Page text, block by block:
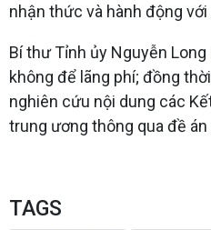
nhận thức và hành động
Bí thư Tỉnh ủy Nguyễn
không để lãng phí; đồng
nghiên cứu nội dung các
trung ương thông qua đề
TAGS